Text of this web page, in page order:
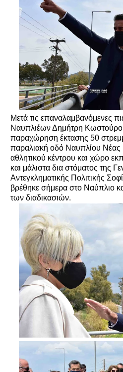
Μετά τις επαναλαμβανόμενες
Ναυπλιέων Δημήτρη
παραχώρηση έκτασης 50
παραλιακή οδό Ναυπλίου Νέας
αθλητικού κέντρου και χώρο
και μάλιστα δια στόματος της
Αντεγκληματικής Πολιτικής
βρέθηκε σήμερα στο Ναύπλιο
των διαδικασιών.